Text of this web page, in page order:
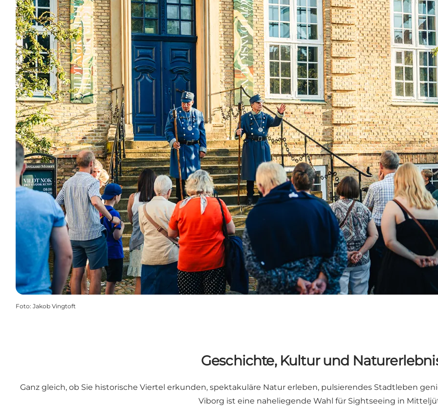
Foto: Jakob Vingtoft
Geschichte, Kultur und
Ganz gleich, ob Sie historische Viertel erkunden, spektakuläre Natur erleben, pulsierendes Stadtleben
Viborg ist eine naheliegende Wahl für Sightseeing in